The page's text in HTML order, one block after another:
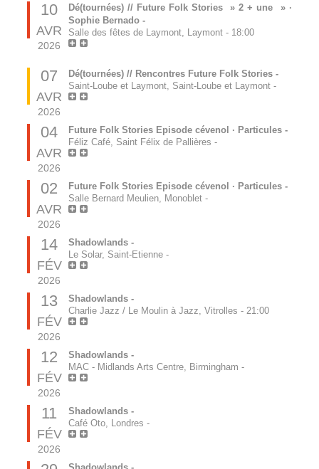
10
AVR
2026
Dé(tournées) // Future Folk Stories » 2 + une » ·
Sophie Bernado -
Salle des fêtes de Laymont, Laymont - 18:00
07
AVR
2026
Dé(tournées) // Rencontres Future Folk Stories -
Saint-Loube et Laymont, Saint-Loube et Laymont -
04
AVR
2026
Future Folk Stories Episode cévenol · Particules -
Féliz Café, Saint Félix de Pallières -
02
AVR
2026
Future Folk Stories Episode cévenol · Particules -
Salle Bernard Meulien, Monoblet -
14
FÉV
2026
Shadowlands -
Le Solar, Saint-Etienne -
13
FÉV
2026
Shadowlands -
Charlie Jazz / Le Moulin à Jazz, Vitrolles - 21:00
12
FÉV
2026
Shadowlands -
MAC - Midlands Arts Centre, Birmingham -
11
FÉV
2026
Shadowlands -
Café Oto, Londres -